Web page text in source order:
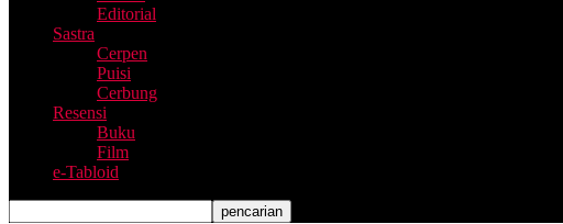
Editorial
Sastra
Cerpen
Puisi
Cerbung
Resensi
Buku
Film
e-Tabloid